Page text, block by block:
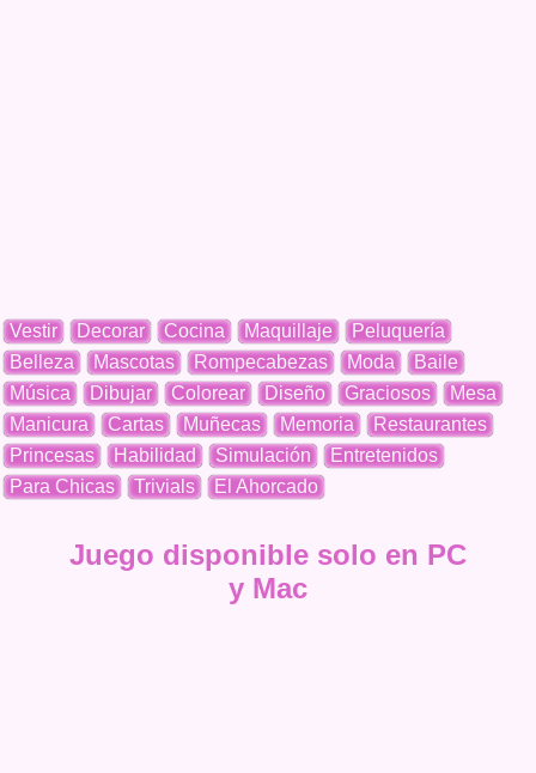
Vestir Decorar Cocina Maquillaje
Peluquería
Belleza
Mascotas Rompecabezas Moda
Baile
Música
Dibujar Colorear Diseño Graciosos
Mesa
Manicura
Cartas Muñecas Memoria
Restaurantes
Princesas
Habilidad Simulación
Entretenidos
Para Chicas
Trivials El Ahorcado
Juego disponible solo en PC
y Mac